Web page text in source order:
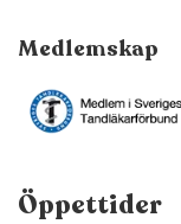
erbjuder vi
avslappnad miljö.
Om ni inte hittar
Välkomna– vi ser
Medlemskap
Öppettider